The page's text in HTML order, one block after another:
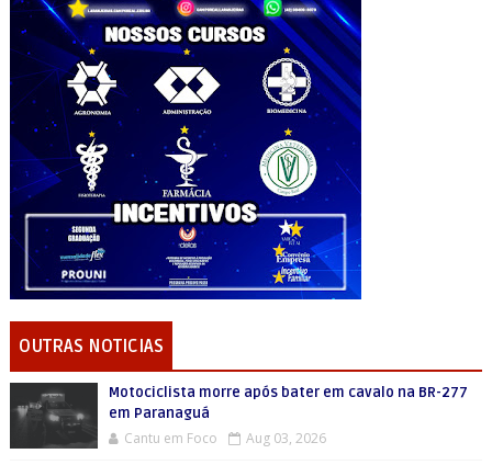
OUTRAS NOTICIAS
Motociclista morre após bater em cavalo na BR-277
em Paranaguá
Cantu em Foco Aug 03, 2026